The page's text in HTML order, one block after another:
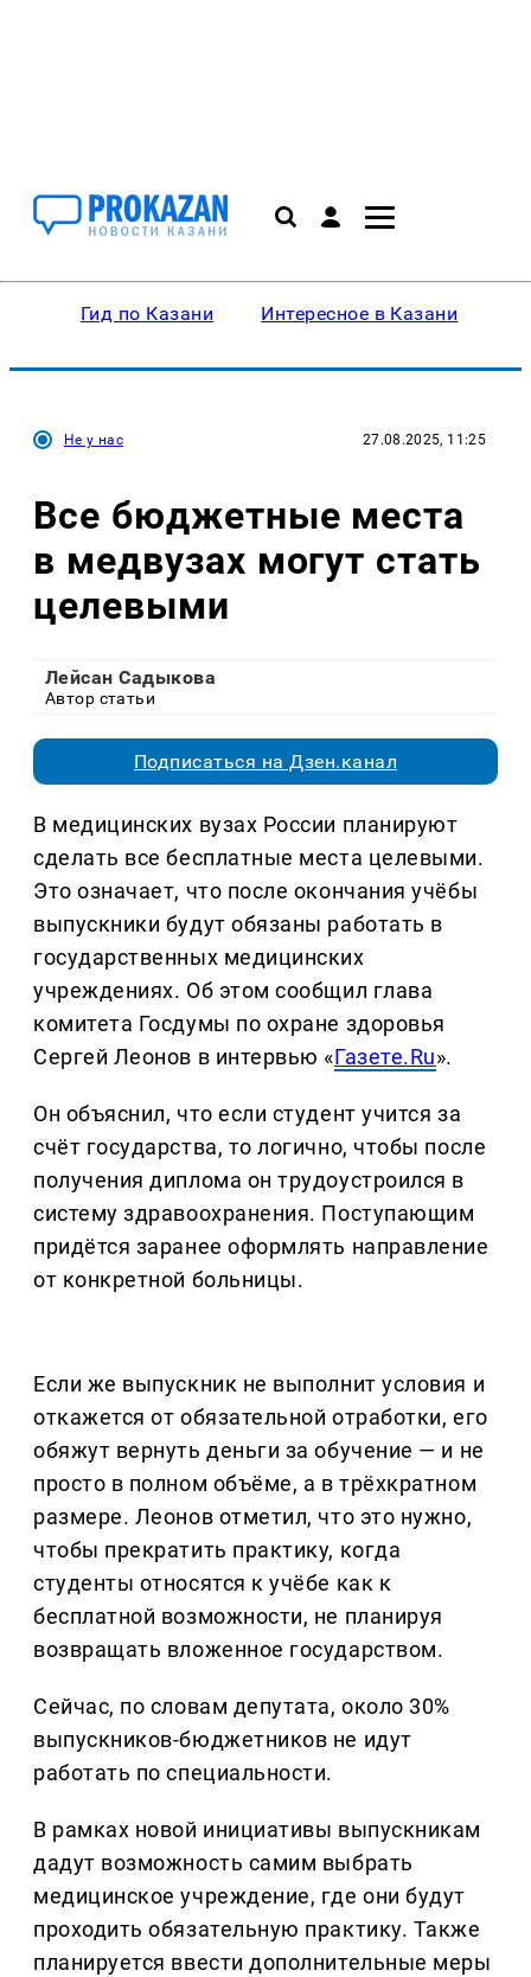
Гид по Казани Интересное в Казани
Не у нас 27.08.2025, 11:25
Все бюджетные места
в медвузах могут стать
целевыми
Лейсан Садыкова
Автор статьи
Подписаться на Дзен.канал
В медицинских вузах России планируют
сделать все бесплатные места целевыми.
Это означает, что после окончания учёбы
выпускники будут обязаны работать в
государственных медицинских
учреждениях. Об этом сообщил глава
комитета Госдумы по охране здоровья
Сергей Леонов в интервью «Газете.Ru».
Он объяснил, что если студент учится за
счёт государства, то логично, чтобы после
получения диплома он трудоустроился в
систему здравоохранения. Поступающим
придётся заранее оформлять направление
от конкретной больницы.
Если же выпускник не выполнит условия и
откажется от обязательной отработки, его
обяжут вернуть деньги за обучение — и не
просто в полном объёме, а в трёхкратном
размере. Леонов отметил, что это нужно,
чтобы прекратить практику, когда
студенты относятся к учёбе как к
бесплатной возможности, не планируя
возвращать вложенное государством.
Сейчас, по словам депутата, около 30%
выпускников-бюджетников не идут
работать по специальности.
В рамках новой инициативы выпускникам
дадут возможность самим выбрать
медицинское учреждение, где они будут
проходить обязательную практику. Также
планируется ввести дополнительные меры